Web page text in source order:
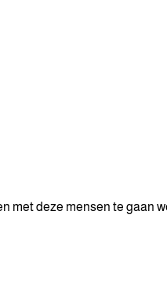
met deze mensen te gaan